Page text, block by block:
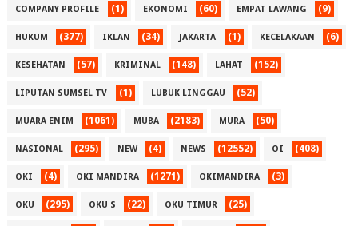
COMPANY PROFILE (1) EKONOMI (60) EMPAT LAWANG (9)
HUKUM (377) IKLAN (34) JAKARTA (1) KECELAKAAN (6)
KESEHATAN (57) KRIMINAL (148) LAHAT (152)
LIPUTAN SUMSEL TV (1) LUBUK LINGGAU (52)
MUARA ENIM (1061) MUBA (2183) MURA (50)
NASIONAL (295) NEW (4) NEWS (12552) OI (408)
OKI (4) OKI MANDIRA (1271) OKIMANDIRA (3)
OKU (295) OKU S (22) OKU TIMUR (25)